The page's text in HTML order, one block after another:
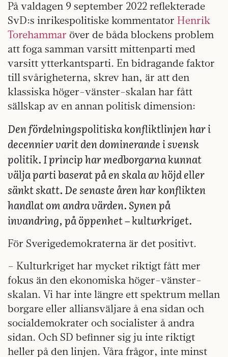
På valdagen 9 september 2022 reflekterade
SvD:s inrikespolitiske kommentator Henrik
Torehammar över de båda blockens problem
att foga samman varsitt mittenparti med
varsitt ytterkantsparti. En bidragande faktor
till svårigheterna, skrev han, är att den
klassiska höger-vänster-skalan har fått
sällskap av en annan politisk dimension:
Den fördelningspolitiska konfliktlinjen har i
decennier varit den dominerande i svensk
politik. I princip har medborgarna kunnat
välja parti baserat på en skala av höjd eller
sänkt skatt. De senaste åren har konflikten
handlat om andra värden. Synen på
invandring, på öppenhet – kulturkriget.
För Sverigedemokraterna är det positivt.
– Kulturkriget har mycket riktigt fått mer
fokus än den ekonomiska höger-vänster-
skalan. Vi har inte längre ett spektrum mellan
borgare eller alliansväljare å ena sidan och
socialdemokrater och socialister å andra
sidan. Och SD befinner sig ju inte riktigt
heller på den linjen. Våra frågor, inte minst